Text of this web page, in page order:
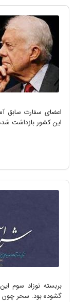
اعضای سفارت سابق
این کشور بازداشت شده
بربسته نوزاد سوم
گشوده بود. سحر چون